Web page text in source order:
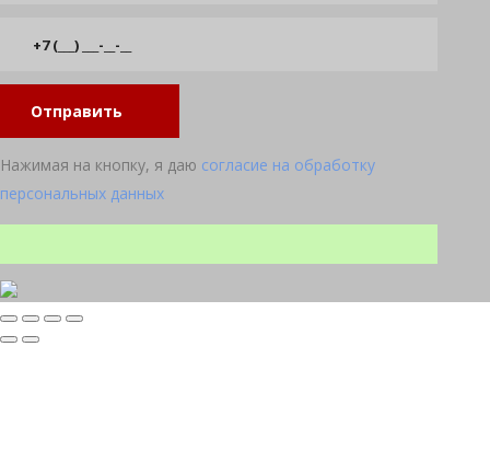
Отправить
Нажимая на кнопку, я даю согласие на обработку
персональных данных
Прокрутка
вверх